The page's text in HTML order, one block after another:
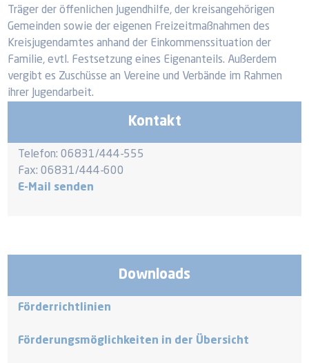
Träger der öffenlichen Jugendhilfe, der kreisangehörigen
Gemeinden sowie der eigenen Freizeitmaßnahmen des
Kreisjugendamtes anhand der Einkommenssituation der
Familie, evtl. Festsetzung eines Eigenanteils. Außerdem
vergibt es Zuschüsse an Vereine und Verbände im Rahmen
ihrer Jugendarbeit.
Kontakt
Telefon: 06831/444-555
Fax: 06831/444-600
E-Mail senden
Downloads
Förderrichtlinien
Förderungsmöglichkeiten in der Übersicht